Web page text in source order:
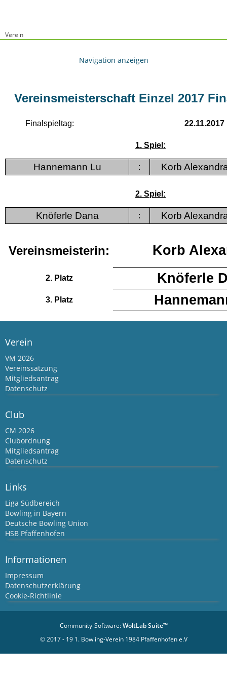
Verein
Vereinsmeisterschaft Einzel 2017
Finalspieltag: 22.11.2017
1. Spiel:
Hannemann Lu : Korb
2. Spiel:
Knöferle Dana : Korb
Vereinsmeisterin: Korb
2. Platz Knöferle
3. Platz
Verein
VM 2026
Vereinssatzung
Mitgliedsantrag
Datenschutz
Club
CM 2026
Clubordnung
Mitgliedsantrag
Datenschutz
Links
Liga Südbereich
Bowling in Bayern
Deutsche Bowling Union
HSB Pfaffenhofen
Informationen
Impressum
Datenschutzerklärung
Cookie-Richtlinie
Community-Software:WoltLab Suite™
© 2017 - 19 1. Bowling-Verein 1984 Pfaffenhofen e.V